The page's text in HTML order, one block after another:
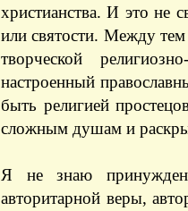
христианства. И это не
или святости. Между тем
творческой
настроенный
быть религией
сложным душам и
Я не знаю
авторитарной веры,